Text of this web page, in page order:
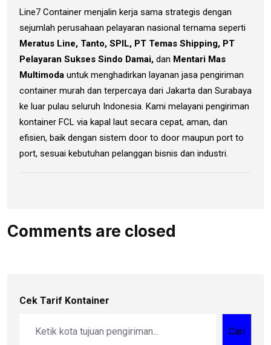
Line7 Container menjalin kerja sama strategis dengan
sejumlah perusahaan pelayaran nasional ternama seperti
Meratus Line, Tanto, SPIL, PT Temas Shipping, PT
Pelayaran Sukses Sindo Damai, dan Mentari Mas
Multimoda untuk menghadirkan layanan jasa pengiriman
container murah dan terpercaya dari Jakarta dan Surabaya
ke luar pulau seluruh Indonesia. Kami melayani pengiriman
kontainer FCL via kapal laut secara cepat, aman, dan
efisien, baik dengan sistem door to door maupun port to
port, sesuai kebutuhan pelanggan bisnis dan industri.
Comments are closed
Cek Tarif Kontainer
Cari